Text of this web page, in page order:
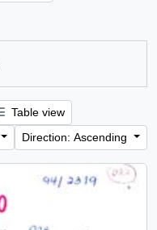
Table view
Direction: Ascending